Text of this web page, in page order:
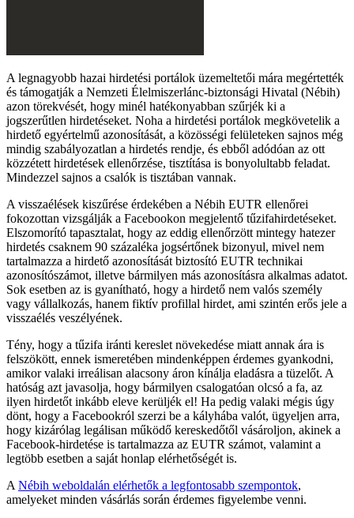
A legnagyobb hazai hirdetési portálok üzemeltetői mára megértették
és támogatják a Nemzeti Élelmiszerlánc-biztonsági Hivatal (Nébih)
azon törekvését, hogy minél hatékonyabban szűrjék ki a
jogszerűtlen hirdetéseket. Noha a hirdetési portálok megkövetelik a
hirdető egyértelmű azonosítását, a közösségi felületeken sajnos még
mindig szabályozatlan a hirdetés rendje, és ebből adódóan az ott
közzétett hirdetések ellenőrzése, tisztítása is bonyolultabb feladat.
Mindezzel sajnos a csalók is tisztában vannak.
A visszaélések kiszűrése érdekében a Nébih EUTR ellenőrei
fokozottan vizsgálják a Facebookon megjelentő tűzifahirdetéseket.
Elszomorító tapasztalat, hogy az eddig ellenőrzött mintegy hatezer
hirdetés csaknem 90 százaléka jogsértőnek bizonyul, mivel nem
tartalmazza a hirdető azonosítását biztosító EUTR technikai
azonosítószámot, illetve bármilyen más azonosításra alkalmas adatot.
Sok esetben az is gyanítható, hogy a hirdető nem valós személy
vagy vállalkozás, hanem fiktív profillal hirdet, ami szintén erős jele a
visszaélés veszélyének.
Tény, hogy a tűzifa iránti kereslet növekedése miatt annak ára is
felszökött, ennek ismeretében mindenképpen érdemes gyankodni,
amikor valaki irreálisan alacsony áron kínálja eladásra a tüzelőt. A
hatóság azt javasolja, hogy bármilyen csalogatóan olcsó a fa, az
ilyen hirdetőt inkább eleve kerüljék el! Ha pedig valaki mégis úgy
dönt, hogy a Facebookról szerzi be a kályhába valót, ügyeljen arra,
hogy kizárólag legálisan működő kereskedőtől vásároljon, akinek a
Facebook-hirdetése is tartalmazza az EUTR számot, valamint a
legtöbb esetben a saját honlap elérhetőségét is.
A Nébih weboldalán elérhetők a legfontosabb szempontok,
amelyeket minden vásárlás során érdemes figyelembe venni.